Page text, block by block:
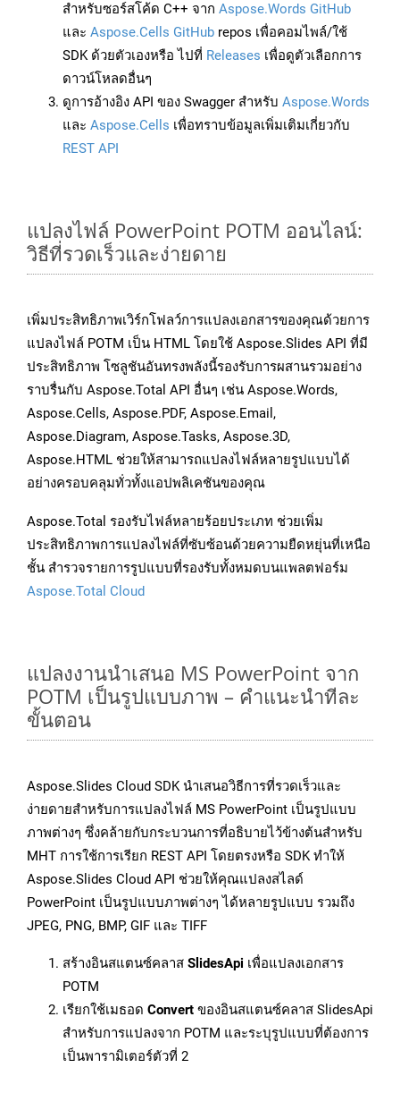
สำหรับซอร์สโค้ด C++ จาก Aspose.Words GitHub
และ Aspose.Cells GitHub repos เพื่อคอมไพล์/ใช้
SDK ด้วยตัวเองหรือ ไปที่ Releases เพื่อดูตัวเลือกการ
ดาวน์โหลดอื่นๆ
ดูการอ้างอิง API ของ Swagger สำหรับ Aspose.Words
และ Aspose.Cells เพื่อทราบข้อมูลเพิ่มเติมเกี่ยวกับ
REST API
แปลงไฟล์ PowerPoint POTM ออนไลน์:
วิธีที่รวดเร็วและง่ายดาย
เพิ่มประสิทธิภาพเวิร์กโฟลว์การแปลงเอกสารของคุณด้วยการ
แปลงไฟล์ POTM เป็น HTML โดยใช้ Aspose.Slides API ที่มี
ประสิทธิภาพ โซลูชันอันทรงพลังนี้รองรับการผสานรวมอย่าง
ราบรื่นกับ Aspose.Total API อื่นๆ เช่น Aspose.Words,
Aspose.Cells, Aspose.PDF, Aspose.Email,
Aspose.Diagram, Aspose.Tasks, Aspose.3D,
Aspose.HTML ช่วยให้สามารถแปลงไฟล์หลายรูปแบบได้
อย่างครอบคลุมทั่วทั้งแอปพลิเคชันของคุณ
Aspose.Total รองรับไฟล์หลายร้อยประเภท ช่วยเพิ่ม
ประสิทธิภาพการแปลงไฟล์ที่ซับซ้อนด้วยความยืดหยุ่นที่เหนือ
ชั้น สำรวจรายการรูปแบบที่รองรับทั้งหมดบนแพลตฟอร์ม
Aspose.Total Cloud
แปลงงานนำเสนอ MS PowerPoint จาก
POTM เป็นรูปแบบภาพ – คำแนะนำทีละ
ขั้นตอน
Aspose.Slides Cloud SDK นำเสนอวิธีการที่รวดเร็วและ
ง่ายดายสำหรับการแปลงไฟล์ MS PowerPoint เป็นรูปแบบ
ภาพต่างๆ ซึ่งคล้ายกับกระบวนการที่อธิบายไว้ข้างต้นสำหรับ
MHT การใช้การเรียก REST API โดยตรงหรือ SDK ทำให้
Aspose.Slides Cloud API ช่วยให้คุณแปลงสไลด์
PowerPoint เป็นรูปแบบภาพต่างๆ ได้หลายรูปแบบ รวมถึง
JPEG, PNG, BMP, GIF และ TIFF
สร้างอินสแตนซ์คลาส SlidesApi เพื่อแปลงเอกสาร
POTM
เรียกใช้เมธอด Convert ของอินสแตนซ์คลาส SlidesApi
สำหรับการแปลงจาก POTM และระบุรูปแบบที่ต้องการ
เป็นพารามิเตอร์ตัวที่ 2